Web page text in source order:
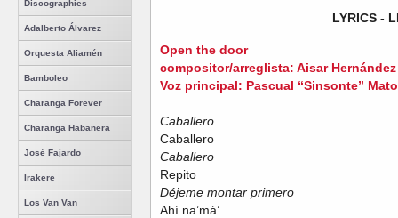
Discographies
Adalberto Álvarez
Orquesta Aliamén
Bamboleo
Charanga Forever
Charanga Habanera
José Fajardo
Irakere
Los Van Van
LYRICS -
Open the door
compositor/arreglista: Aisar Hernández
Voz principal: Pascual “Sinsonte”
Caballero
Caballero
Caballero
Repito
Déjeme montar primero
Ahí na’má’